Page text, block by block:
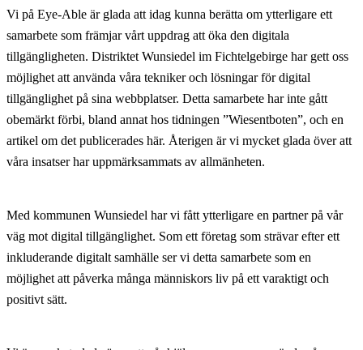
Vi på Eye-Able är glada att idag kunna berätta om ytterligare ett
samarbete som främjar vårt uppdrag att öka den digitala
tillgängligheten. Distriktet Wunsiedel im Fichtelgebirge har gett oss
möjlighet att använda våra tekniker och lösningar för digital
tillgänglighet på sina webbplatser. Detta samarbete har inte gått
obemärkt förbi, bland annat hos tidningen ”Wiesentboten”, och en
artikel om det publicerades här. Återigen är vi mycket glada över att
våra insatser har uppmärksammats av allmänheten.
Med kommunen Wunsiedel har vi fått ytterligare en partner på vår
väg mot digital tillgänglighet. Som ett företag som strävar efter ett
inkluderande digitalt samhälle ser vi detta samarbete som en
möjlighet att påverka många människors liv på ett varaktigt och
positivt sätt.